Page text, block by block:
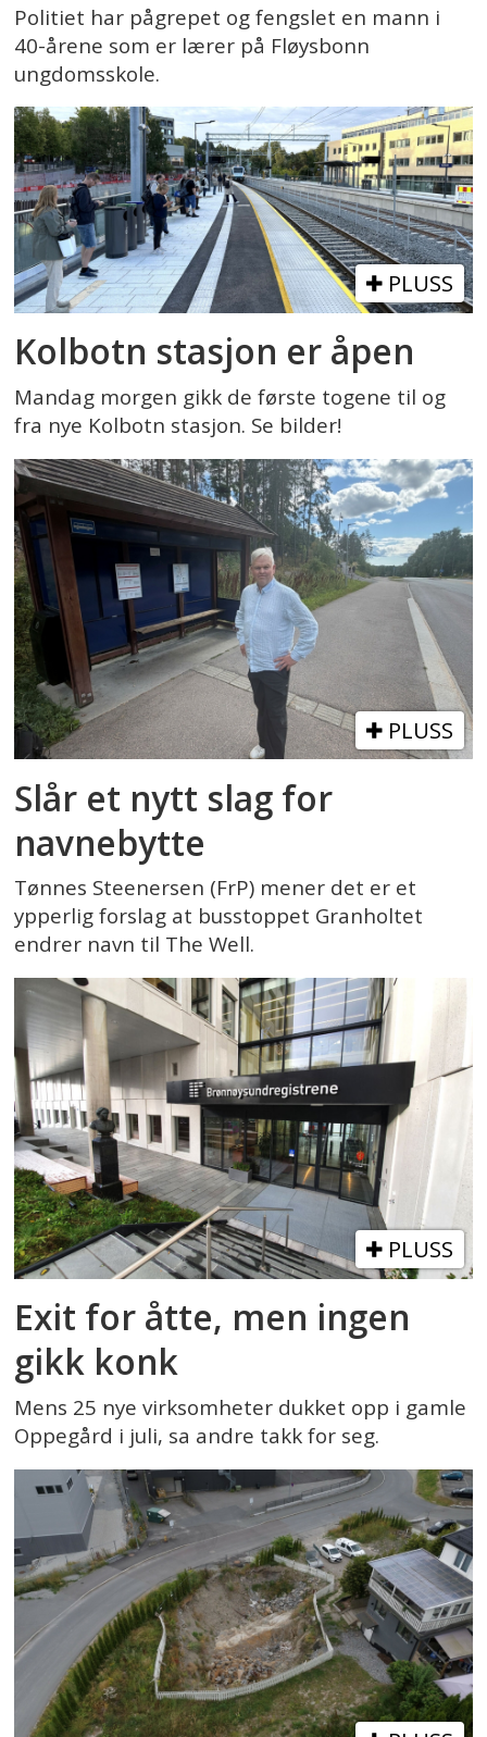
Politiet har pågrepet og fengslet en mann i
40-årene som er lærer på Fløysbonn
ungdomsskole.
PLUSS
Kolbotn stasjon er åpen
Mandag morgen gikk de første togene til og
fra nye Kolbotn stasjon. Se bilder!
PLUSS
Slår et nytt slag for
navnebytte
Tønnes Steenersen (FrP) mener det er et
ypperlig forslag at busstoppet Granholtet
endrer navn til The Well.
PLUSS
Exit for åtte, men ingen
gikk konk
Mens 25 nye virksomheter dukket opp i gamle
Oppegård i juli, sa andre takk for seg.